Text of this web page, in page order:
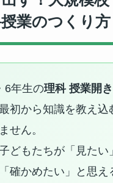
業のつくり方
6年生の理科 授業開き
初から知識を教え込
せん。
どもたちが「見たい
確かめたい」と思え